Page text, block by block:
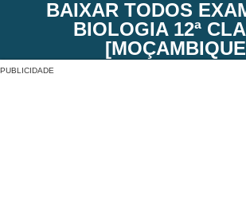
BAIXAR TODOS
BIOLOGIA 12ª
PUBLICIDADE